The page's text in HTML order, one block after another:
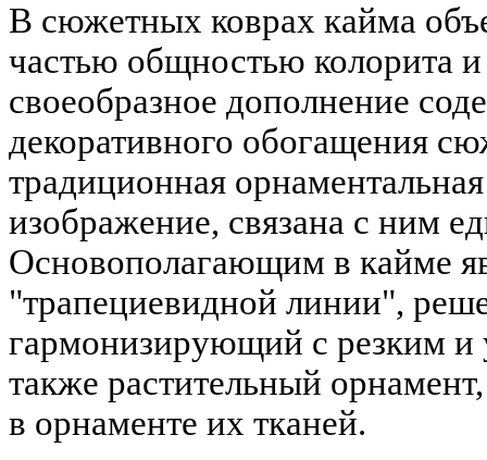
В сюжетных коврах кайма
частью общностью колорита и
своеобразное дополнение
декоративного обогащения
традиционная
изображение, связана с ним
Основополагающим в кайме
"трапециевидной линии",
гармонизирующий с резким и
также растительный
в орнаменте их тканей.